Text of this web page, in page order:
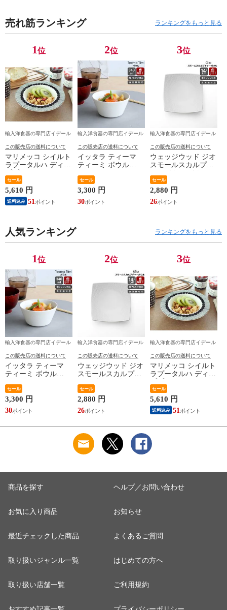
売れ筋ランキング ランキングをもっと見る
1位
輸入洋食器の専門店イデール
この販売店の送料について
マリメッコ シイルト
ラプータルハ ディー
イト/ブラック
marimekko
SIIRTOLAPUUTARHA
パスタプレート 結婚
リメッコ】【食器 カ
トラリー】【ギフ
セール
5,610 円
送料込み 51
2位
輸入洋食器の専門店イデール
この販売店の送料について
イッタラ ティーマ
ティーミ ボウル
Tiimi 耐熱 電子レン
ジ対応 ギフト 結婚
祝い プレゼント 贈
り物 【iittala イッタ
セール
3,300 円
30
3位
輸入洋食器の専門店イデール
この販売店の送料について
ウェッジウッド ジオ
スモールスカルプチ
ギフト 結婚祝い プ
レゼント 贈り物
【食器 カトラリー】
【ギフト】
セール
2,880 円
26
人気ランキング ランキングをもっと見る
1位
輸入洋食器の専門店イデール
この販売店の送料について
イッタラ ティーマ
ティーミ ボウル
Tiimi 耐熱 電子レン
ジ対応 ギフト 結婚
祝い プレゼント 贈
り物 【iittala イッタ
セール
3,300 円
30
2位
輸入洋食器の専門店イデール
この販売店の送料について
ウェッジウッド ジオ
スモールスカルプチ
ギフト 結婚祝い プ
レゼント 贈り物
【食器 カトラリー】
【ギフト】
セール
2,880 円
26
3位
輸入洋食器の専門店イデール
この販売店の送料について
マリメッコ シイルト
ラプータルハ ディー
イト/ブラック
marimekko
SIIRTOLAPUUTARHA
パスタプレート 結婚
リメッコ】【食器 カ
トラリー】【ギフ
セール
5,610 円
送料込み 51
商品を探す
お気に入り商品
最近チェックした商品
取り扱いジャンル一覧
取り扱い店舗一覧
ヘルプ／お問い合わせ
お知らせ
よくあるご質問
はじめての方へ
ご利用規約